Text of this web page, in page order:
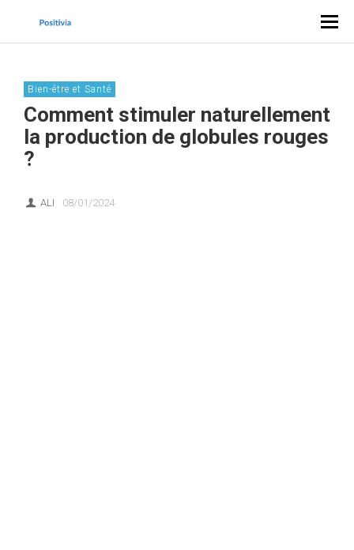
Bien-être et Santé
Comment stimuler naturellement
la production de globules rouges
?
ALI 08/01/2024